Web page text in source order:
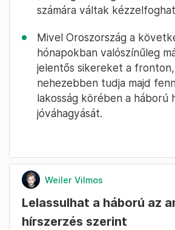
számára váltak
Mivel Oroszország a
hónapokban valószínűleg
jelentős sikereket a
nehezebben tudja majd
lakosság körében a háború
jóváhagyását.
Weiler Vilmos
Lelassulhat a háború az
hírszerzés szerint